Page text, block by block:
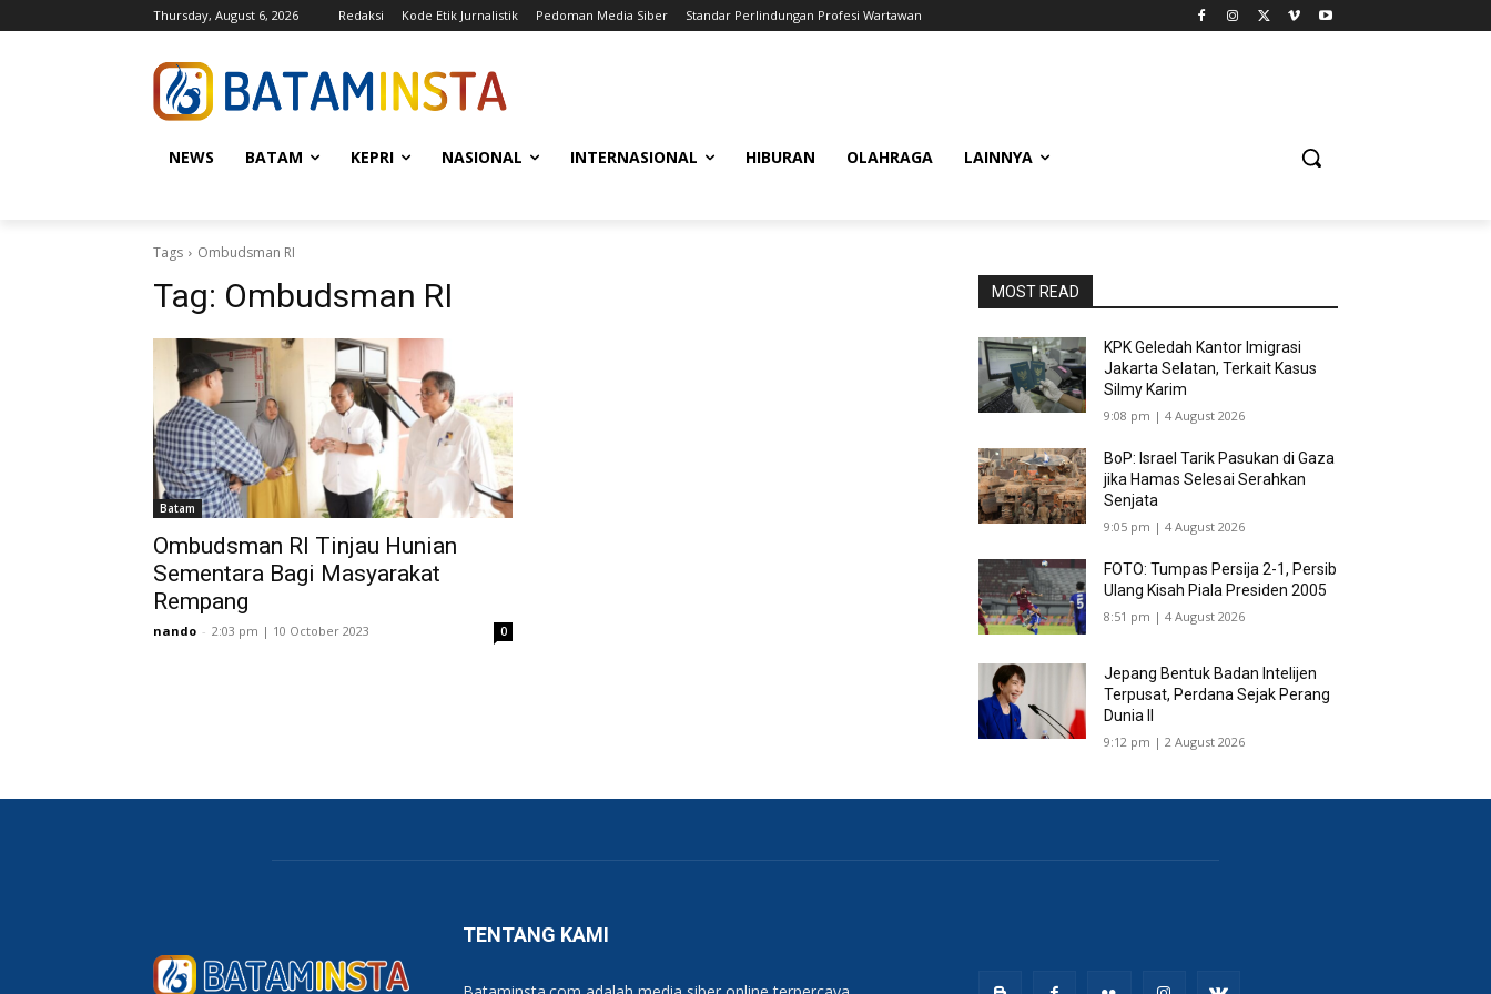
Thursday, August 6, 2026 Redaksi Kode Etik Jurnalistik Pedoman Media Siber Standar Perlindungan Profesi Wartawan
NEWS BATAM KEPRI NASIONAL INTERNASIONAL HIBURAN OLAHRAGA LAINNYA
Tags Ombudsman RI
Tag: Ombudsman RI
Batam
Ombudsman RI Tinjau Hunian
Sementara Bagi Masyarakat
Rempang
nando - 2:03 pm | 10 October 2023 0
MOST READ
KPK Geledah Kantor Imigrasi
Jakarta Selatan, Terkait Kasus
Silmy Karim
9:08 pm | 4 August 2026
BoP: Israel Tarik Pasukan di Gaza
jika Hamas Selesai Serahkan
Senjata
9:05 pm | 4 August 2026
FOTO: Tumpas Persija 2-1, Persib
Ulang Kisah Piala Presiden 2005
8:51 pm | 4 August 2026
Jepang Bentuk Badan Intelijen
Terpusat, Perdana Sejak Perang
Dunia II
9:12 pm | 2 August 2026
TENTANG KAMI